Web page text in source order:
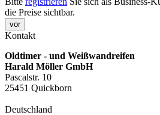
die Preise sichtbar.
vor
Kontakt
Oldtimer - und Weißwandreifen
Harald Möller GmbH
Pascalstr. 10
25451 Quickborn
Deutschland